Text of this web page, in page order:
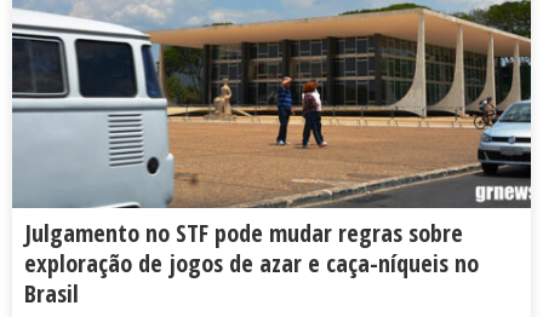
Julgamento no STF pode mudar regras sobre
exploração de jogos de azar e caça-níqueis no
Brasil